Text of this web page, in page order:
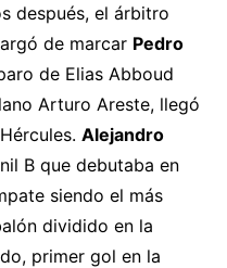
después, el árbitro
de marcar Pedro
de Elias Abboud
Arturo Areste, llegó
Alejandro
B que debutaba en
siendo el más
dividido en la
primer gol en la